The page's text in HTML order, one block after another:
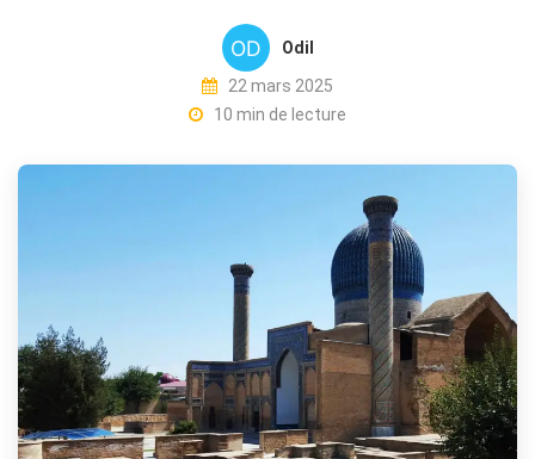
Odil
22 mars 2025
10 min de lecture